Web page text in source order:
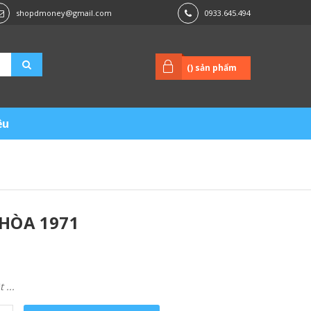
shopdmoney@gmail.com 0933.645.494
() sản phẩm
1971
...